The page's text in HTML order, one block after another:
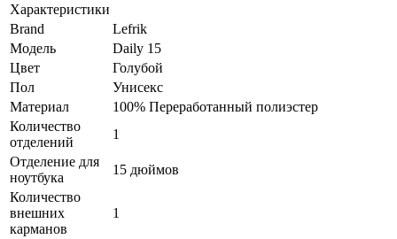
Характеристики
Brand
Lefrik
Модель
Daily 15
Цвет
Голубой
Пол
Унисекс
Материал
100% Переработанный полиэстер
Количество
отделений
1
Отделение для
ноутбука
15 дюймов
Количество
внешних
карманов
1